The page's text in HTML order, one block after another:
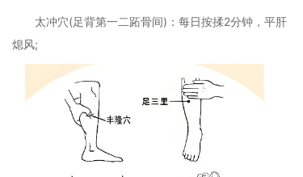
太冲穴(足背第一二跖骨间)：每日按揉2分钟，平肝
熄风;